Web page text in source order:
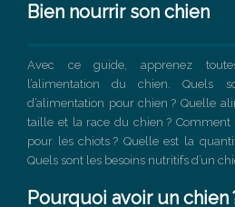
Bien nourrir son chien
Avec ce guide, apprenez
l’alimentation du chien. Quels
d’alimentation pour chien ? Quelle
taille et la race du chien ? Comment
pour les chiots ? Quelle est la
Quels sont les besoins nutritifs d’un
Pourquoi avoir un chien